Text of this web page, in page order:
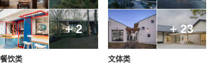
+ 2
餐饮类
+ 23
文体类